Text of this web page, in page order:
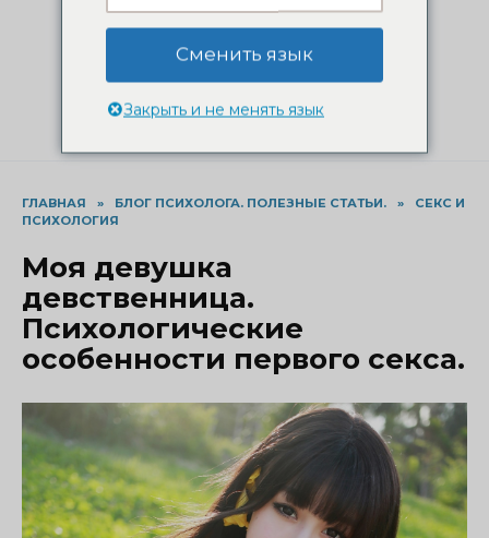
info@nedelkova.pro
Записаться на консультацию
ГЛАВНАЯ » БЛОГ ПСИХОЛОГА. ПОЛЕЗНЫЕ СТАТЬИ. »
СЕКС И
ПСИХОЛОГИЯ
Моя девушка
девственница.
Психологические
особенности первого секса.
Сменить язык
Закрыть и не менять язык